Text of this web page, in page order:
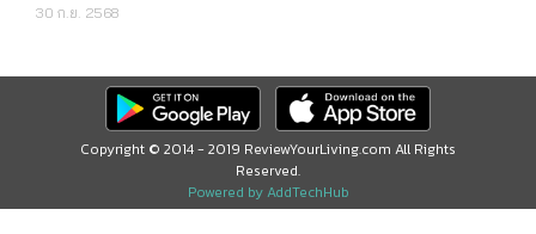
30 ก.ย. 2568
Copyright © 2014 - 2019 ReviewYourLiving.com All Rights
Reserved.
Powered by AddTechHub